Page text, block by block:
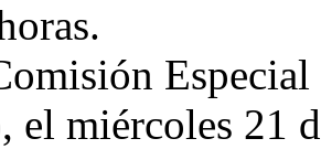
el miércoles 21